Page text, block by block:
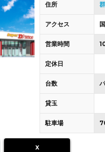
住所
アクセス
営業時間
定休日
台数
貸玉
駐車場
X